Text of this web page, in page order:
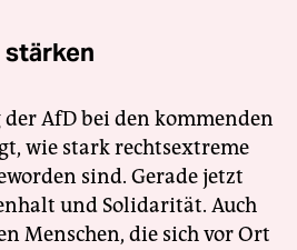
stärken
AfD bei den kommenden
wie stark rechtsextreme
sind. Gerade jetzt
und Solidarität. Auch
Menschen, die sich vor Ort